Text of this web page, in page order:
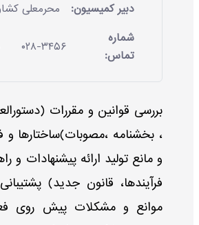
دبیر کمیسیون:
محرمعلی
شماره
تماس:
۰۲۸-۳۴۵۶
بررسی قوانین و مقررات
، بخشنامه ،مصوبات)ساختارها و
و مانع تولید ارائه پیشنهادات و
فرآیندها، قانون جدید)
موانع و مشکلات پیش روی